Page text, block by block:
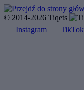
© 2014-2026 Tiqets
Instagram
TikTok